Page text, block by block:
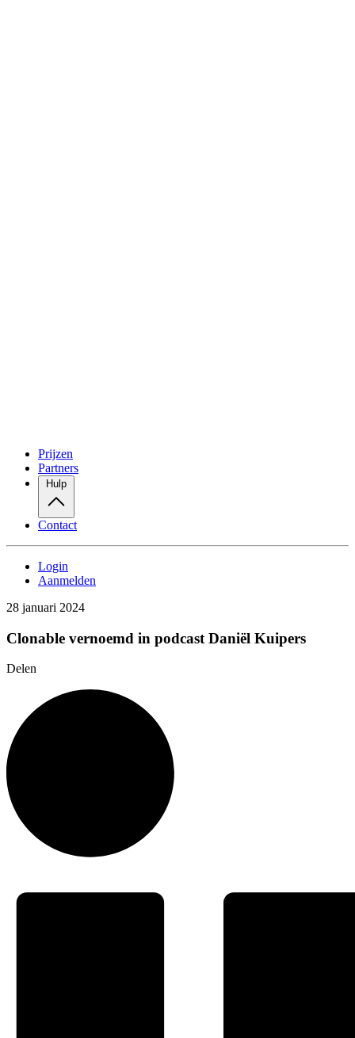
Prijzen
Partners
Hulp
Contact
Login
Aanmelden
28 januari 2024
Clonable vernoemd in podcast Daniël Kuipers
Delen